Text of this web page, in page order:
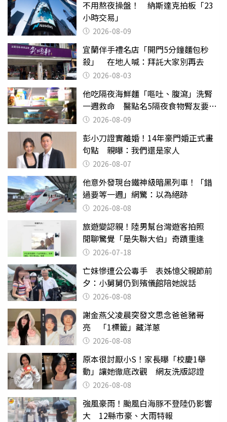
不用熬夜操盤！ 納斯達克拍板「23
小時交易」
2026-08-09
宜蘭伴手禮名店「開門5分鐘麵包秒
殺」 在地人喊：拜託大家別再去
2026-08-03
他吃隔夜海鮮麵「嘔吐、腹瀉」洗腎
一週救命 醫點名5隔夜食物腎友要注
意 2026-08-09
彭小刀證實離婚！14年豪門婚正式畫
句點 親曝：我們還是家人
2026-08-07
他意外發現台鐵神級暗黑列車！「錯
過要等一週」網驚：以為絕跡
2026-08-08
旅遊變認親！陸男幫台灣遊客拍照
閒聊驚覺「是失聯大伯」奇蹟重逢
2026-07-18
亡妹慘遭公公毒手 表姊憶父親節前
夕：小舅舅仍到殯儀館陪她說話
2026-08-08
謝金燕父凌晨突發文思念爸爸豬哥
亮 「1標籤」藏洋蔥
2026-08-08
原本很討厭小S！家長曝「校慶1舉
動」讓她徹底改觀 網友洗版認證
2026-08-08
強風豪雨！颱風白海豚不登陸仍影響
大 12縣市豪、大雨特報